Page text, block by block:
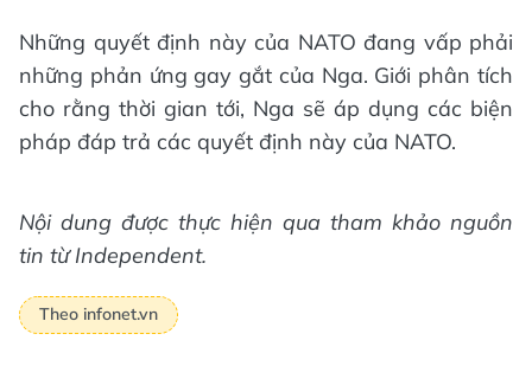
Những quyết định này của NATO đang vấp phải
những phản ứng gay gắt của Nga. Giới phân tích
cho rằng thời gian tới, Nga sẽ áp dụng các biện
pháp đáp trả các quyết định này của NATO.
Nội dung được thực hiện qua tham khảo nguồn
tin từ Independent.
Theo infonet.vn